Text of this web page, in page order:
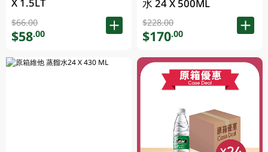
X 1.5LT
$66.00
$58.00
水 24 X 500ML
$228.00
$170.00